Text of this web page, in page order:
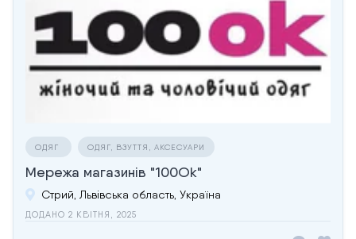
ОДЯГ ОДЯГ, ВЗУТТЯ, АКСЕСУАРИ
Мережа магазинів "100Ok"
Стрий, Львівська область, Україна
ДОДАНО 2 КВІТНЯ, 2025